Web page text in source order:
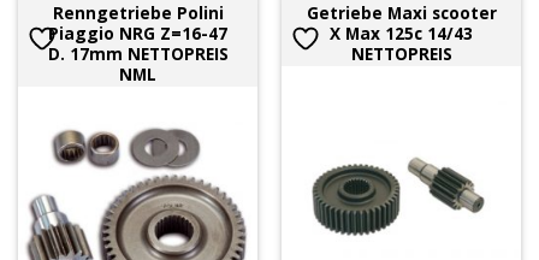
Renngetriebe Polini
Piaggio NRG Z=16-47
D. 17mm NETTOPREIS
NML
Getriebe Maxi scooter
X Max 125c 14/43
NETTOPREIS